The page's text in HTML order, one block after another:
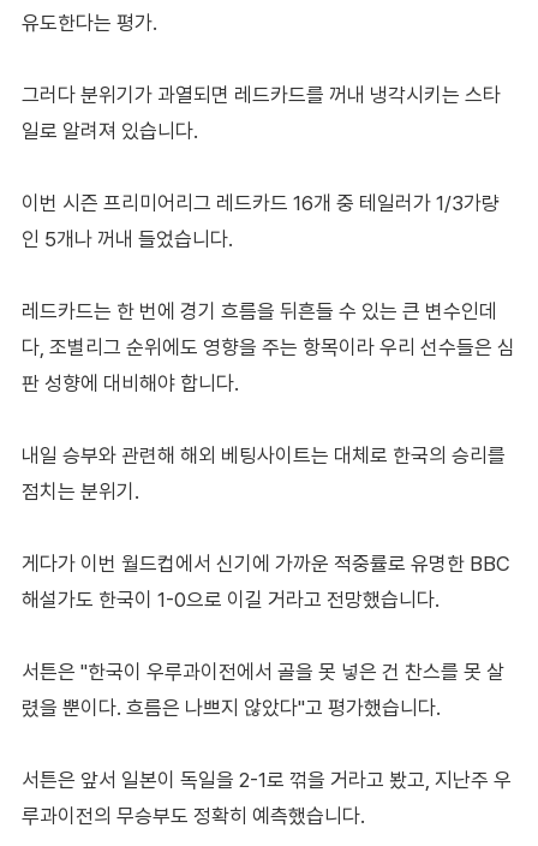
유도한다는 평가.
그러다 분위기가 과열되면 레드카드를 꺼내 냉각시키는 스타
일로 알려져 있습니다.
이번 시즌 프리미어리그 레드카드 16개 중 테일러가 1/3가량
인 5개나 꺼내 들었습니다.
레드카드는 한 번에 경기 흐름을 뒤흔들 수 있는 큰 변수인데
다, 조별리그 순위에도 영향을 주는 항목이라 우리 선수들은 심
판 성향에 대비해야 합니다.
내일 승부와 관련해 해외 베팅사이트는 대체로 한국의 승리를
점치는 분위기.
게다가 이번 월드컵에서 신기에 가까운 적중률로 유명한 BBC
해설가도 한국이 1-0으로 이길 거라고 전망했습니다.
서튼은 "한국이 우루과이전에서 골을 못 넣은 건 찬스를 못 살
렸을 뿐이다. 흐름은 나쁘지 않았다"고 평가했습니다.
서튼은 앞서 일본이 독일을 2-1로 꺾을 거라고 봤고, 지난주 우
루과이전의 무승부도 정확히 예측했습니다.